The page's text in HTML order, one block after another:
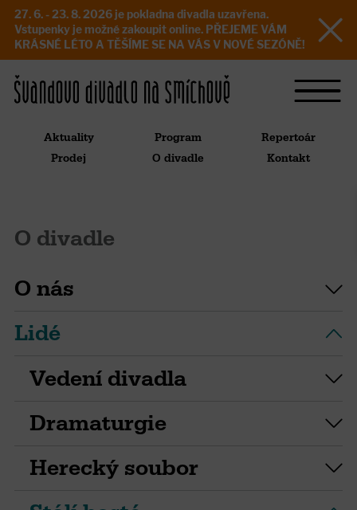
27. 6. - 23. 8. 2026 je pokladna divadla uzavřena.
Vstupenky je možné zakoupit online. PŘEJEME VÁM
KRÁSNÉ LÉTO A TĚŠÍME SE NA VÁS V NOVÉ SEZÓNĚ!
Aktuality Program
Repertoár
Prodej
O divadle Kontakt
O divadle
O nás
Lidé
Vedení divadla
Dramaturgie
Herecký soubor